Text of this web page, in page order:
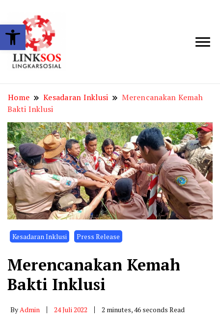
Open toolbar
Home Kesadaran Inklusi
Merencanakan Kemah
Bakti Inklusi
Kesadaran Inklusi Press Release
Merencanakan Kemah
Bakti Inklusi
By Admin 24 Juli 2022 2 minutes, 46 seconds Read